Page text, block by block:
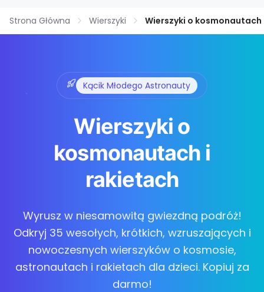
Strona Główna Wierszyki Wierszyki o kosmonautach
Kącik Młodego Astronauty
Wierszyki o
kosmonautach i
rakietach
Wyrusz w niesamowitą gwiezdną podróż!
Odkryj 35 wesołych, krótkich, wzruszających i
nowoczesnych wierszyków o kosmosie,
astronautach i rakietach dla dzieci. Kopiuj za
darmo!